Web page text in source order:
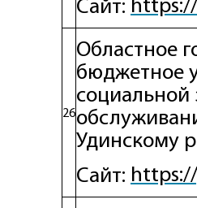
Сайт:
26
Областное
бюджетное
социальной
Удинскому
Сайт: